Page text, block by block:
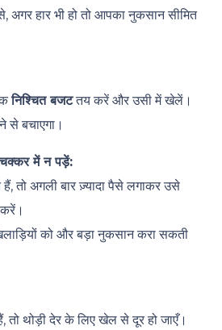
हार भी हो तो आपका नुकसान सीमित
निश्चित बजटतय करें और उसी में खेलें।
बचाएगा।
में न पड़ें:
तो अगली बार ज़्यादा पैसे लगाकर उसे
को और बड़ा नुकसान करा सकती
तो थोड़ी देर के लिए खेल से दूर हो जाएँ।